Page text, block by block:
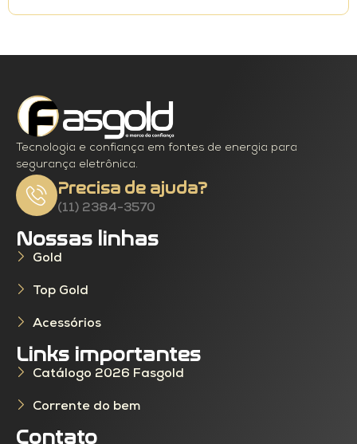
Tecnologia e confiança em fontes de energia para
segurança eletrônica.
Precisa de ajuda?
(11) 2384-3570
Nossas linhas
Gold
Top Gold
Acessórios
Links importantes
Catálogo 2026 Fasgold
Corrente do bem
Contato